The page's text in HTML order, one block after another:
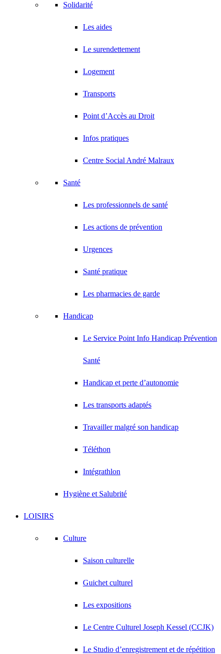
Solidarité
Les aides
Le surendettement
Logement
Transports
Point d’Accès au Droit
Infos pratiques
Centre Social André Malraux
Santé
Les professionnels de santé
Les actions de prévention
Urgences
Santé pratique
Les pharmacies de garde
Handicap
Le Service Point Info Handicap Prévention
Santé
Handicap et perte d’autonomie
Les transports adaptés
Travailler malgré son handicap
Téléthon
Intégrathlon
Hygiène et Salubrité
LOISIRS
Culture
Saison culturelle
Guichet culturel
Les expositions
Le Centre Culturel Joseph Kessel (CCJK)
Le Studio d’enregistrement et de répétition